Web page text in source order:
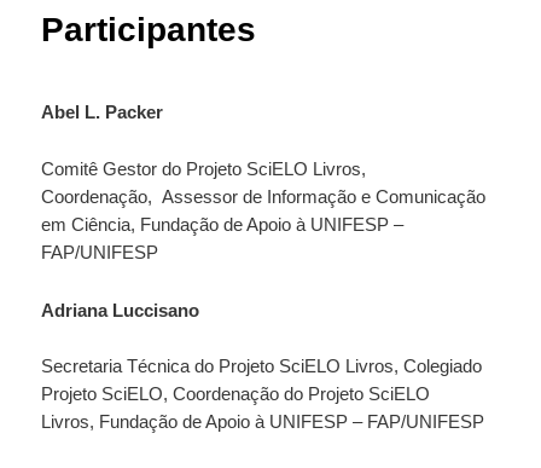
Participantes
Abel L. Packer
Comitê Gestor do Projeto SciELO Livros,
Coordenação, Assessor de Informação e Comunicação
em Ciência, Fundação de Apoio à UNIFESP –
FAP/UNIFESP
Adriana Luccisano
Secretaria Técnica do Projeto SciELO Livros, Colegiado
Projeto SciELO, Coordenação do Projeto SciELO
Livros, Fundação de Apoio à UNIFESP – FAP/UNIFESP